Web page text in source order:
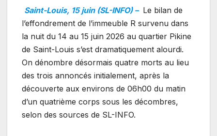
Saint-Louis, 15 juin (SL-INFO) – Le bilan de
l’effondrement de l’immeuble R survenu dans
la nuit du 14 au 15 juin 2026 au quartier Pikine
de Saint-Louis s’est dramatiquement alourdi.
On dénombre désormais quatre morts au lieu
des trois annoncés initialement, après la
découverte aux environs de 06h00 du matin
d’un quatrième corps sous les décombres,
selon des sources de SL-INFO.